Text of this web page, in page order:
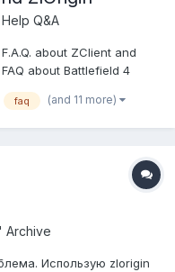
Q&A
about ZClient and
about Battlefield 4
about The Sims 4
faq (and 11 more)
Archive
Использую zlorigin